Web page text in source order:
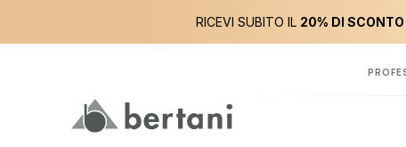
RICEVI SUBITO IL 20% DI SCONTO